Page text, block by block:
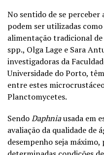
No sentido de se
podem ser utilizadas
alimentação tradicional
spp., Olga Lage e Sara
investigadoras da
Universidade do Porto,
entre estes
Planctomycetes.
SendoDaphniausada em
avaliação da qualidade de
desempenho seja